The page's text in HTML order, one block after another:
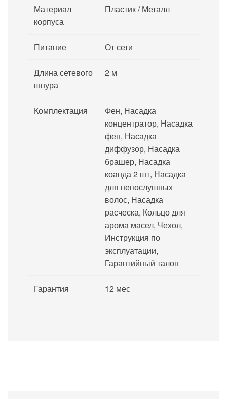
Материал
корпуса
Пластик / Металл
Питание От сети
Длина сетевого
шнура
2 м
Комплектация
Фен, Насадка
концентратор, Насадка
фен, Насадка
диффузор, Насадка
брашер, Насадка
коанда 2 шт, Насадка
для непослушных
волос, Насадка
расческа, Кольцо для
арома масел, Чехол,
Инструкция по
эксплуатации,
Гарантийный талон
Гарантия 12 мес